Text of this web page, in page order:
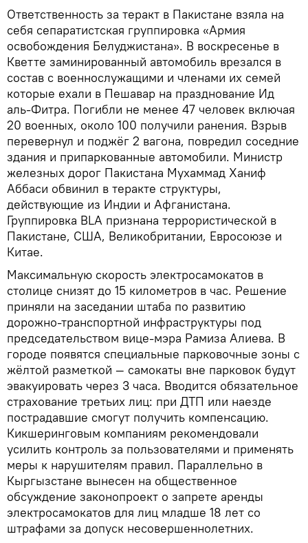
Ответственность за теракт в Пакистане взяла на
себя сепаратистская группировка «Армия
освобождения Белуджистана». В воскресенье в
Кветте заминированный автомобиль врезался в
состав с военнослужащими и членами их семей
которые ехали в Пешавар на празднование Ид
аль-Фитра. Погибли не менее 47 человек включая
20 военных, около 100 получили ранения. Взрыв
перевернул и поджёг 2 вагона, повредил соседние
здания и припаркованные автомобили. Министр
железных дорог Пакистана Мухаммад Ханиф
Аббаси обвинил в теракте структуры,
действующие из Индии и Афганистана.
Группировка BLA признана террористической в
Пакистане, США, Великобритании, Евросоюзе и
Китае.
Максимальную скорость электросамокатов в
столице снизят до 15 километров в час. Решение
приняли на заседании штаба по развитию
дорожно-транспортной инфраструктуры под
председательством вице-мэра Рамиза Алиева. В
городе появятся специальные парковочные зоны с
жёлтой разметкой — самокаты вне парковок будут
эвакуировать через 3 часа. Вводится обязательное
страхование третьих лиц: при ДТП или наезде
пострадавшие смогут получить компенсацию.
Кикшеринговым компаниям рекомендовали
усилить контроль за пользователями и применять
меры к нарушителям правил. Параллельно в
Кыргызстане вынесен на общественное
обсуждение законопроект о запрете аренды
электросамокатов для лиц младше 18 лет со
штрафами за допуск несовершеннолетних.